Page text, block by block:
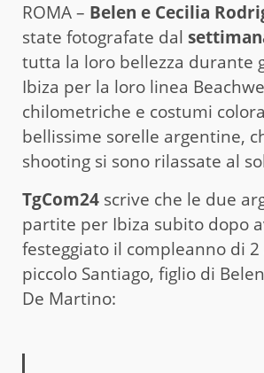
ROMA – Belen e Cecilia
state fotografate dal
tutta la loro bellezza durante
Ibiza per la loro linea
chilometriche e costumi
bellissime sorelle argentine,
shooting si sono rilassate al
TgCom24 scrive che le due
partite per Ibiza subito dopo
festeggiato il compleanno di
piccolo Santiago, figlio di
De Martino: